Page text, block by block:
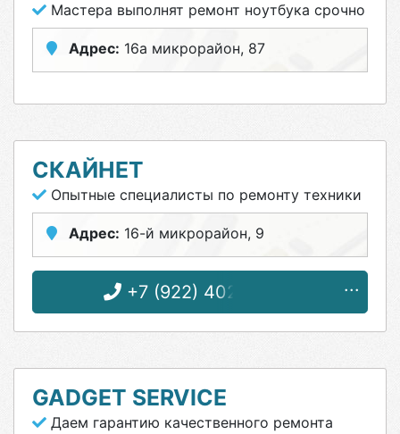
Мастера выполнят ремонт ноутбука срочно
Адрес: 16а микрорайон, 87
СКАЙНЕТ
Опытные специалисты по ремонту техники
Адрес: 16-й микрорайон, 9
+7 (922) 402-40-26
GADGET SERVICE
Даем гарантию качественного ремонта